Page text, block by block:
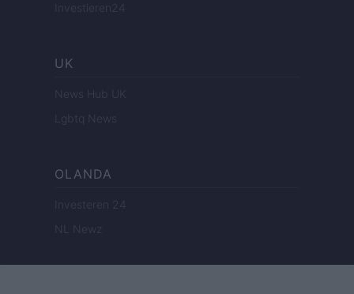
Investieren24
UK
News Hub UK
Lgbtq News
OLANDA
Investeren 24
NL Newz